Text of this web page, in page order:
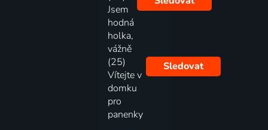
Jsem
hodná
holka,
vážně
(25)
Vítejte v
domku
pro
panenky
Sledovat